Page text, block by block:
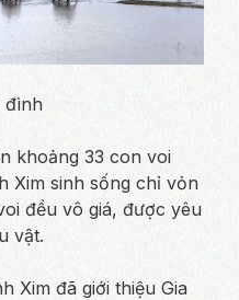
đình
khoảng 33 con voi
Xim sinh sống chỉ vỏn
đều vô giá, được yêu
vật.
Xim đã giới thiệu Gia